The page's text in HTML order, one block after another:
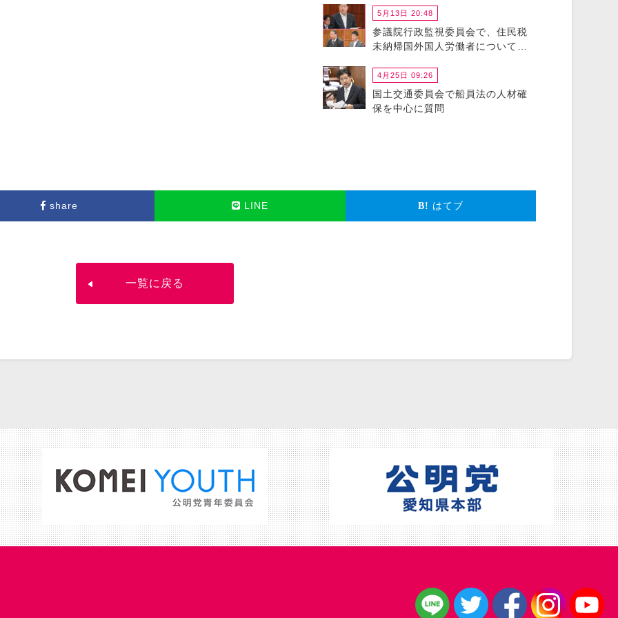
5月13日 20:48
参議院行政監視委員会で、住民税
未納帰国外国人労働者について政
4月25日 09:26
国土交通委員会で船員法の人材確
保を中心に質問
share LINE はてブ
一覧に戻る